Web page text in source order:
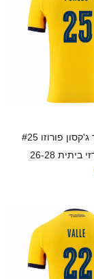
נשים אקוודור ג'קסון פורוזו #25
צהוב כהה ג'רזי ביתית 26-28